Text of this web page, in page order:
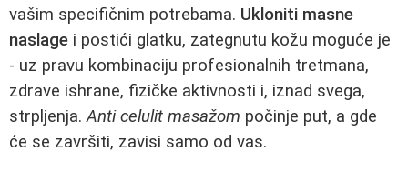
vašim specifičnim potrebama. Ukloniti masne
naslage i postići glatku, zategnutu kožu moguće je
- uz pravu kombinaciju profesionalnih tretmana,
zdrave ishrane, fizičke aktivnosti i, iznad svega,
strpljenja.Anti celulit masažom počinje put, a gde
će se završiti, zavisi samo od vas.